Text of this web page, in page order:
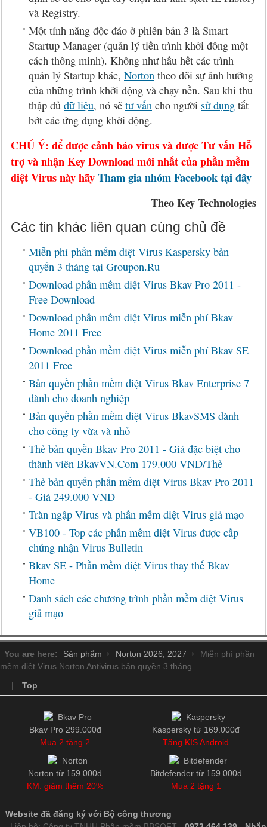
và Registry.
Một tính năng độc đáo ở phiên bản 3 là Smart
Startup Manager (quản lý tiến trình khởi đông một
cách thông minh). Không như hầu hết các trình
quản lý Startup khác, Norton theo dõi sự ảnh hưởng
của những trình khởi động và chạy nền. Sau khi thu
thập đủ dữ liệu, nó sẽ tư vấn cho người sử dụng tắt
bớt các ứng dụng khởi động.
CHÚ Ý: để được cảnh báo virus và được Tư vấn Hỗ
trợ và nhận Key Download mới nhất của phần mềm
diệt Virus này hãyTham gia nhóm Facebook tại đây
Theo Key Technologies
Các tin khác liên quan cùng chủ đề
Miễn phí phần mềm diệt Virus Kaspersky bản
quyền 3 tháng tại Groupon.Ru
Download phần mềm diệt Virus Bkav Pro 2011 -
Free Download
Download phần mềm diệt Virus miễn phí Bkav
Home 2011 Free
Download phần mềm diệt Virus miễn phí Bkav SE
2011 Free
Bản quyền phần mềm diệt Virus Bkav Enterprise 7
dành cho doanh nghiệp
Bản quyền phần mềm diệt Virus BkavSMS dành
cho công ty vừa và nhỏ
Thẻ bản quyền Bkav Pro 2011 - Giá đặc biệt cho
thành viên BkavVN.Com 179.000 VNĐ/Thẻ
Thẻ bản quyền phần mềm diệt Virus Bkav Pro 2011
- Giá 249.000 VNĐ
Tràn ngập Virus và phần mềm diệt Virus giả mạo
VB100 - Top các phần mềm diệt Virus được cấp
chứng nhận Virus Bulletin
Bkav SE - Phần mềm diệt Virus thay thế Bkav
Home
Danh sách các chương trình phần mềm diệt Virus
giả mạo
You are here: Sản phẩm Norton 2026, 2027
Miễn phí phần
mềm diệt Virus Norton Antivirus bản quyền 3 tháng
|
Top
Bkav Pro 299.000đ
Mua 2 tặng 2
Kaspersky từ 169.000đ
Tặng KIS Android
Norton từ 159.000đ
KM: giảm thêm 20%
Bitdefender từ 159.000đ
Mua 2 tặng 1
Website đã đăng ký với Bộ công thương